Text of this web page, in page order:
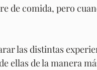
de comida, pero
las distintas
ellas de la manera